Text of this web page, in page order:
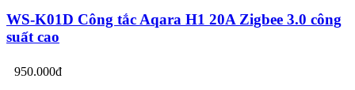
WS-K01D Công tắc Aqara H1 20A Zigbee 3.0 công
suất cao
950.000đ